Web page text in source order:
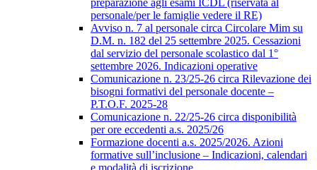
preparazione agli esami ICDL (riservata al
personale/per le famiglie vedere il RE)
Avviso n. 7 al personale circa Circolare Mim su
D.M. n. 182 del 25 settembre 2025. Cessazioni
dal servizio del personale scolastico dal 1°
settembre 2026. Indicazioni operative
Comunicazione n. 23/25-26 circa Rilevazione dei
bisogni formativi del personale docente –
P.T.O.F. 2025-28
Comunicazione n. 22/25-26 circa disponibilità
per ore eccedenti a.s. 2025/26
Formazione docenti a.s. 2025/2026. Azioni
formative sull’inclusione – Indicazioni, calendari